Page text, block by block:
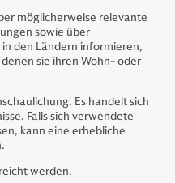
möglicherweise relevante
sowie über
den Ländern informieren,
sie ihren Wohn- oder
Es handelt sich
Falls sich verwendete
kann eine erhebliche
werden.